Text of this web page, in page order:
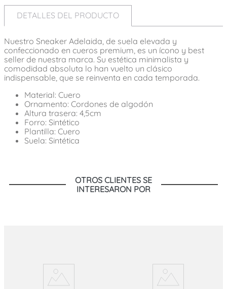
DETALLES DEL PRODUCTO
Nuestro Sneaker Adelaida, de suela elevada y
confeccionado en cueros premium, es un ícono y best
seller de nuestra marca. Su estética minimalista y
comodidad absoluta lo han vuelto un clásico
indispensable, que se reinventa en cada temporada.
Material: Cuero
Ornamento: Cordones de algodón
Altura trasera: 4,5cm
Forro: Sintético
Plantilla: Cuero
Suela: Sintética
OTROS CLIENTES SE
INTERESARON POR